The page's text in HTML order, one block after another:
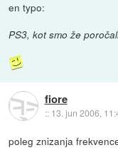
en typo:
PS3, kot smo že
fiore
:: 13. jun 2006,
poleg znizanja